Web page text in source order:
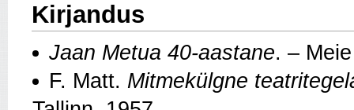
Kirjandus
Jaan Metua 40-aastane. –
F. Matt. Mitmekülgne